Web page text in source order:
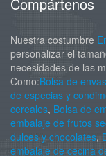
Nuestra costumbre
personalizar el
necesidades de las
Como:Bolsa de
de especias y
cereales, Bolsa de
embalaje de frutos
dulces y chocolates,
embalaje de cecina